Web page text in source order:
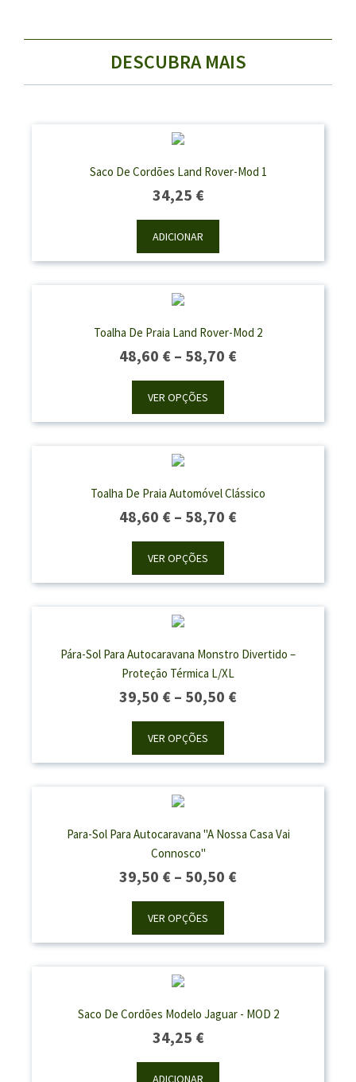
DESCUBRA MAIS
Saco De Cordões Land Rover-Mod 1
34,25 €
ADICIONAR
Toalha De Praia Land Rover-Mod 2
48,60 € – 58,70 €Price
Through
VER OPÇÕES
Toalha De Praia Automóvel Clássico
48,60 € – 58,70 €Price
Through
VER OPÇÕES
Pára-Sol Para Autocaravana Monstro Divertido –
Proteção Térmica L/XL
39,50 € – 50,50 €Price
Through
VER OPÇÕES
Para-Sol Para Autocaravana "A Nossa Casa Vai
Connosco"
39,50 € – 50,50 €Price
Through
VER OPÇÕES
Saco De Cordões Modelo Jaguar - MOD 2
34,25 €
ADICIONAR